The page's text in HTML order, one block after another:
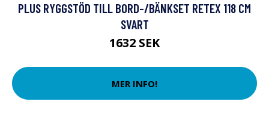
PLUS RYGGSTÖD TILL BORD-/BÄNKSET RETEX 118 CM
SVART
1632 SEK
MER INFO!